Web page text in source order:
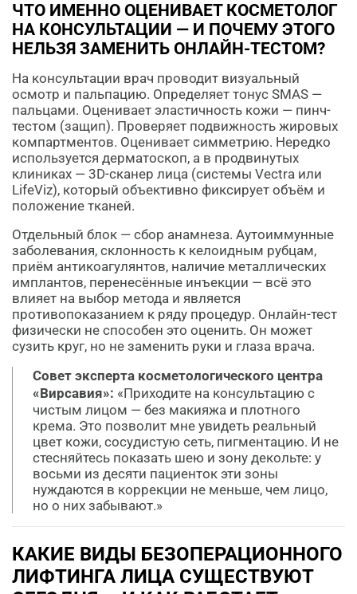
ЧТО ИМЕННО ОЦЕНИВАЕТ КОСМЕТОЛОГ
НА КОНСУЛЬТАЦИИ — И ПОЧЕМУ ЭТОГО
НЕЛЬЗЯ ЗАМЕНИТЬ ОНЛАЙН-ТЕСТОМ?
На консультации врач проводит визуальный
осмотр и пальпацию. Определяет тонус SMAS —
пальцами. Оценивает эластичность кожи — пинч-
тестом (защип). Проверяет подвижность жировых
компартментов. Оценивает симметрию. Нередко
используется дерматоскоп, а в продвинутых
клиниках — 3D-сканер лица (системы Vectra или
LifeViz), который объективно фиксирует объём и
положение тканей.
Отдельный блок — сбор анамнеза. Аутоиммунные
заболевания, склонность к келоидным рубцам,
приём антикоагулянтов, наличие металлических
имплантов, перенесённые инъекции — всё это
влияет на выбор метода и является
противопоказанием к ряду процедур. Онлайн-тест
физически не способен это оценить. Он может
сузить круг, но не заменить руки и глаза врача.
Совет эксперта косметологического центра
«Вирсавия»: «Приходите на консультацию с
чистым лицом — без макияжа и плотного
крема. Это позволит мне увидеть реальный
цвет кожи, сосудистую сеть, пигментацию. И не
стесняйтесь показать шею и зону декольте: у
восьми из десяти пациенток эти зоны
нуждаются в коррекции не меньше, чем лицо,
но о них забывают.»
КАКИЕ ВИДЫ БЕЗОПЕРАЦИОННОГО
ЛИФТИНГА ЛИЦА СУЩЕСТВУЮТ